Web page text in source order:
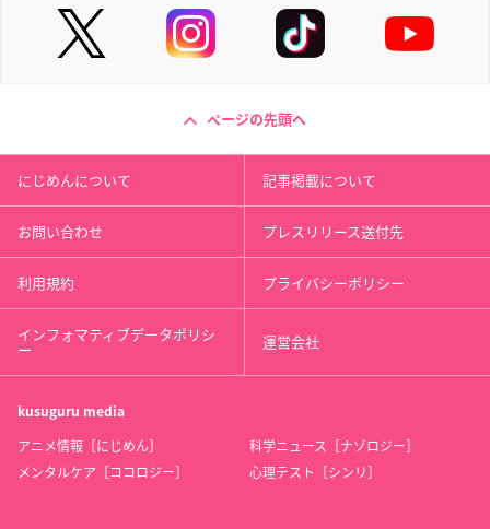
ページの先頭へ
にじめんについて 記事掲載について
お問い合わせ プレスリリース送付先
利用規約 プライバシーポリシー
インフォマティブデータポリシ
ー 運営会社
kusuguru media
アニメ情報［にじめん］
科学ニュース［ナゾロジー］
メンタルケア［ココロジー］
心理テスト［シンリ］